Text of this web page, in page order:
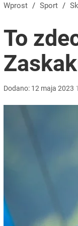
Wprost / Sport /
To
Dodano: 12 maja 2023